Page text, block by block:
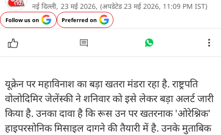
नई दिल्ली, 23 मई 2026, (अपडेटेड 23 मई 2026, 11:09 PM IST)
Follow us on Preferred on
यूक्रेन पर महाविनाश का बड़ा खतरा मंडरा रहा है. राष्ट्रपति
वोलोदिमिर जेलेंस्की ने शनिवार को इसे लेकर बड़ा अलर्ट जारी
किया है. उनका दावा है कि रूस उन पर खतरनाक 'ओरेश्निक'
हाइपरसोनिक मिसाइल दागने की तैयारी में है. उनके मुताबिक